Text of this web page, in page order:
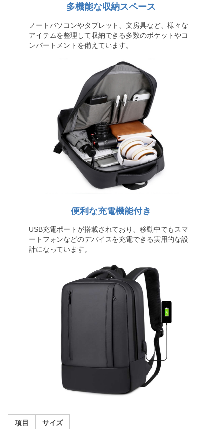
多機能な収納スペース
ノートパソコンやタブレット、文房具など、様々な
アイテムを整理して収納できる多数のポケットやコ
ンパートメントを備えています。
便利な充電機能付き
USB充電ポートが搭載されており、移動中でもスマ
ートフォンなどのデバイスを充電できる実用的な設
計になっています。
項目 サイズ